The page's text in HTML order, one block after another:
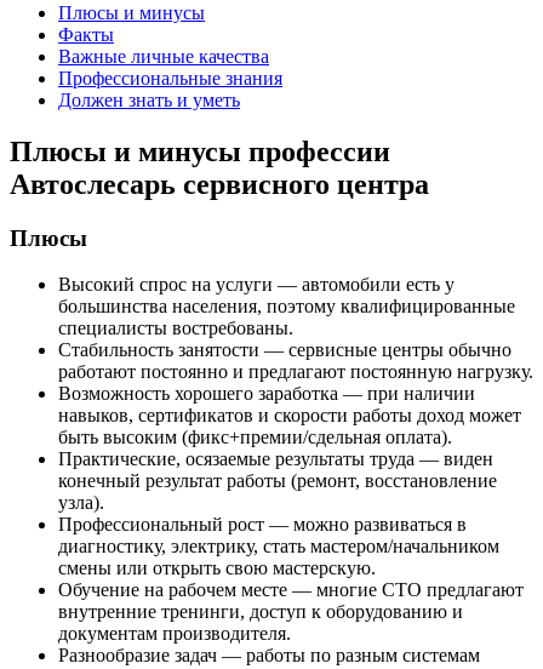
Плюсы и минусы
Факты
Важные личные качества
Профессиональные знания
Должен знать и уметь
Плюсы и минусы профессии
Автослесарь сервисного центра
Плюсы
Высокий спрос на услуги — автомобили есть у
большинства населения, поэтому квалифицированные
специалисты востребованы.
Стабильность занятости — сервисные центры обычно
работают постоянно и предлагают постоянную нагрузку.
Возможность хорошего заработка — при наличии
навыков, сертификатов и скорости работы доход может
быть высоким (фикс+премии/сдельная оплата).
Практические, осязаемые результаты труда — виден
конечный результат работы (ремонт, восстановление
узла).
Профессиональный рост — можно развиваться в
диагностику, электрику, стать мастером/начальником
смены или открыть свою мастерскую.
Обучение на рабочем месте — многие СТО предлагают
внутренние тренинги, доступ к оборудованию и
документам производителя.
Разнообразие задач — работы по разным системам